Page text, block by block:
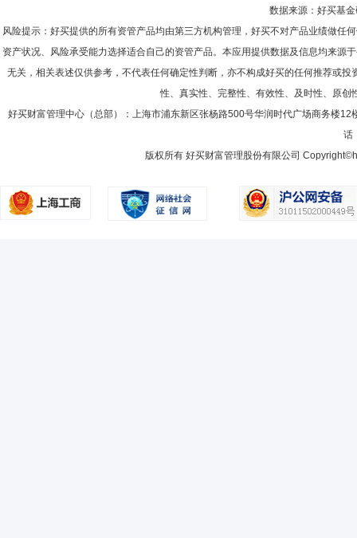
数据来源：好买基
风险提示：好买提供的所有资管产品均由第三方机构管理，好买不对产品业绩做
资产状况、风险承受能力选择适合自己的资管产品。本应用提供数据及信息均来
无关，相关表述仅供参考，不代表任何确定性判断，亦不构成好买的任何推荐或
性、真实性、完整性、有效性、及时性、原
好买财富管理中心（总部）：上海市浦东新区张杨路500号华润时代广场商务楼12
话
版权所有 好买财富管理股份有限公司